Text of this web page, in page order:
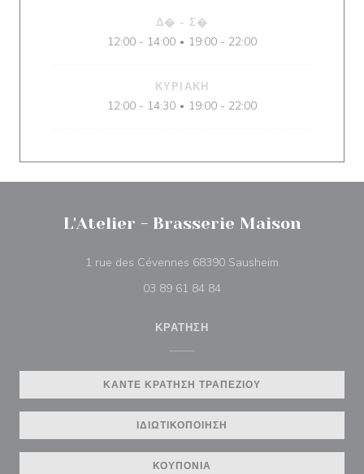
Δ� - Σ�
12:00 - 14:00 • 19:00 - 22:00
ΚΥΡΙΑΚΉ
12:00 - 14:30 • 19:00 - 22:00
L'Atelier - Brasserie Maison
1 rue des Cévennes 68390 Sausheim
03 89 61 84 84
ΚΡΆΤΗΣΗ
ΚΆΝΤΕ ΚΡΆΤΗΣΗ ΤΡΑΠΕΖΙΟΎ
ΙΔΙΩΤΙΚΟΠΟΊΗΣΗ
ΚΟΥΠΌΝΙΑ